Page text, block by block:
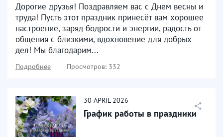
Дорогие друзья! Поздравляем вас с Днем весны и
труда! Пусть этот праздник принесёт вам хорошее
настроение, заряд бодрости и энергии, радость от
общения с близкими, вдохновение для добрых
дел! Мы благодарим...
Подробнее Просмотров: 332
30 APRIL 2026
График работы в праздники